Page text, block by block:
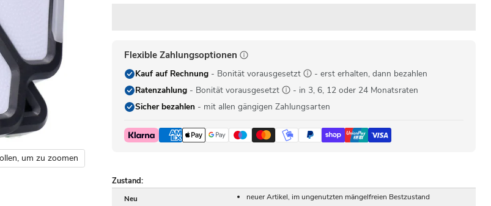
um zu zoomen
Flexible Zahlungsoptionen
Kauf auf Rechnung- Bonität vorausgesetzt
- erst erhalten, dann bezahlen
Ratenzahlung- Bonität vorausgesetzt
- in 3, 6, 12 oder 24 Monatsraten
Sicher bezahlen- mit allen gängigen Zahlungsarten
Zustand:
Neu neuer Artikel, im ungenutzten mängelfreien Bestzustand